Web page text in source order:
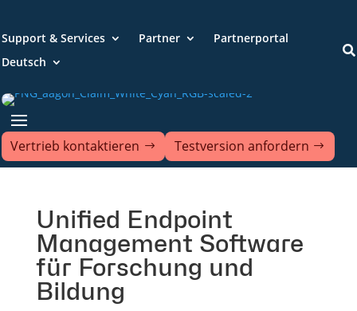
Support & Services Partner
Partnerportal
Deutsch

Vertrieb kontaktieren Testversion anfordern
Unified Endpoint
Management Software
für Forschung und
Bildung